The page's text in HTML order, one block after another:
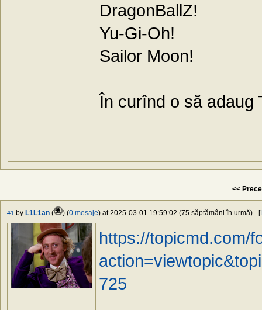
DragonBallZ!
Yu-Gi-Oh!
Sailor Moon!
În curînd o să adaug
<<
#1 by L1L1an ( ) (0 mesaje) at 2025-03-01 19:59:02 (75 săptămâni în urmă) - [
https://topicmd.com/
725